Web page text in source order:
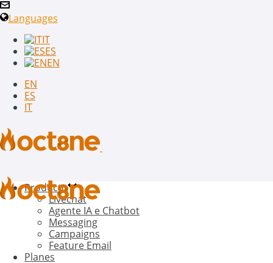
Languages
IT
ES
EN
EN
ES
IT
Producto
Livechat
Agente IA e Chatbot
Messaging
Campaigns
Feature Email
Planes